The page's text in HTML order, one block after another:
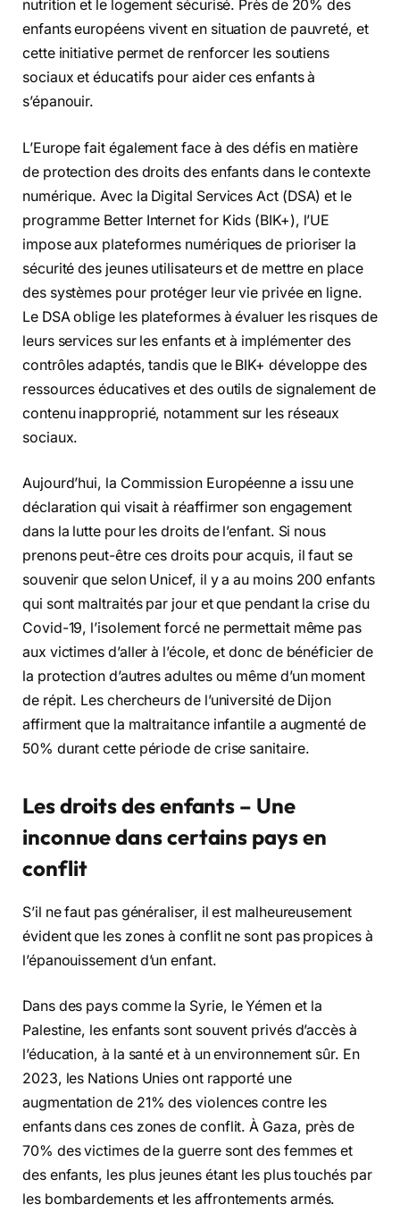
nutrition et le logement sécurisé. Près de 20% des
enfants européens vivent en situation de pauvreté, et
cette initiative permet de renforcer les soutiens
sociaux et éducatifs pour aider ces enfants à
s’épanouir.
L’Europe fait également face à des défis en matière
de protection des droits des enfants dans le contexte
numérique. Avec la Digital Services Act (DSA) et le
programme Better Internet for Kids (BIK+), l’UE
impose aux plateformes numériques de prioriser la
sécurité des jeunes utilisateurs et de mettre en place
des systèmes pour protéger leur vie privée en ligne.
Le DSA oblige les plateformes à évaluer les risques de
leurs services sur les enfants et à implémenter des
contrôles adaptés, tandis que le BIK+ développe des
ressources éducatives et des outils de signalement de
contenu inapproprié, notamment sur les réseaux
sociaux.
Aujourd’hui, la Commission Européenne a issu une
déclaration qui visait à réaffirmer son engagement
dans la lutte pour les droits de l’enfant. Si nous
prenons peut-être ces droits pour acquis, il faut se
souvenir que selon Unicef, il y a au moins 200 enfants
qui sont maltraités par jour et que pendant la crise du
Covid-19, l’isolement forcé ne permettait même pas
aux victimes d’aller à l’école, et donc de bénéficier de
la protection d’autres adultes ou même d’un moment
de répit. Les chercheurs de l’université de Dijon
affirment que la maltraitance infantile a augmenté de
50% durant cette période de crise sanitaire.
Les droits des enfants – Une
inconnue dans certains pays en
conflit
S’il ne faut pas généraliser, il est malheureusement
évident que les zones à conflit ne sont pas propices à
l’épanouissement d’un enfant.
Dans des pays comme la Syrie, le Yémen et la
Palestine, les enfants sont souvent privés d’accès à
l’éducation, à la santé et à un environnement sûr. En
2023, les Nations Unies ont rapporté une
augmentation de 21% des violences contre les
enfants dans ces zones de conflit. À Gaza, près de
70% des victimes de la guerre sont des femmes et
des enfants, les plus jeunes étant les plus touchés par
les bombardements et les affrontements armés.